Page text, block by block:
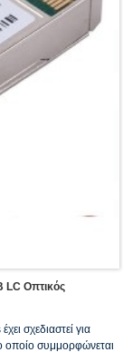
LC Οπτικός
σχεδιαστεί για
οποίο συμμορφώνεται